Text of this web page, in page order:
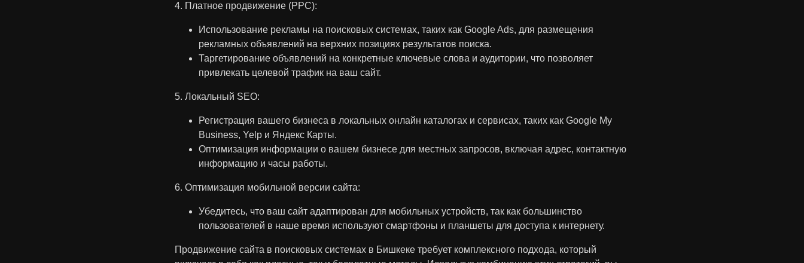
4. Платное продвижение (PPC):
Использование рекламы на поисковых системах, таких как Google Ads, для размещения
рекламных объявлений на верхних позициях результатов поиска.
Таргетирование объявлений на конкретные ключевые слова и аудитории, что позволяет
привлекать целевой трафик на ваш сайт.
5. Локальный SEO:
Регистрация вашего бизнеса в локальных онлайн каталогах и сервисах, таких как Google My
Business, Yelp и Яндекс Карты.
Оптимизация информации о вашем бизнесе для местных запросов, включая адрес, контактную
информацию и часы работы.
6. Оптимизация мобильной версии сайта:
Убедитесь, что ваш сайт адаптирован для мобильных устройств, так как большинство
пользователей в наше время используют смартфоны и планшеты для доступа к интернету.
Продвижение сайта в поисковых системах в Бишкеке требует комплексного подхода, который